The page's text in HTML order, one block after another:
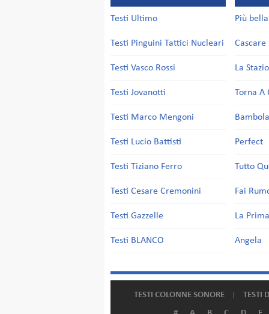
Testi Ultimo
Testi Pinguini Tattici Nucleari
Testi Vasco Rossi
Testi Jovanotti
Testi Marco Mengoni
Testi Lucio Battisti
Testi Tiziano Ferro
Testi Cesare Cremonini
Testi Gazzelle
Testi BLANCO
Più
Cascare
La
Torna A
Bambola
Perfect
Tutto
Fai
La
Angela
TESTI COLONNE SONORE TESTI